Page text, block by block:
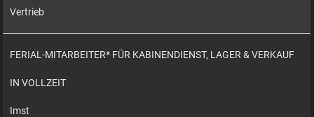
Vertrieb
FERIAL-MITARBEITER* FÜR KABINENDIENST, LAGER & VERKAUF
IN VOLLZEIT
Imst